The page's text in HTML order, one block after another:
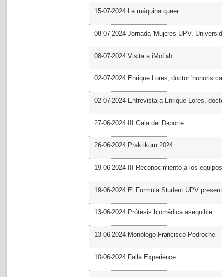
15-07-2024 La máquina queer
08-07-2024 Jornada 'Mujeres UPV,
08-07-2024 Visita a iMoLab
02-07-2024 Enrique Lores, doctor 'honoris
02-07-2024 Entrevista a Enrique Lores,
27-06-2024 III Gala del Deporte
26-06-2024 Praktikum 2024
19-06-2024 III Reconocimiento a los
19-06-2024 El Formula Student UPV
13-06-2024 Prótesis biomédica asequible
13-06-2024 Monólogo Francisco Pedroche
10-06-2024 Falla Experience